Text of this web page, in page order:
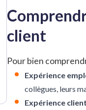
client
Pour bien
Expérience
collègues, leurs
Expérience